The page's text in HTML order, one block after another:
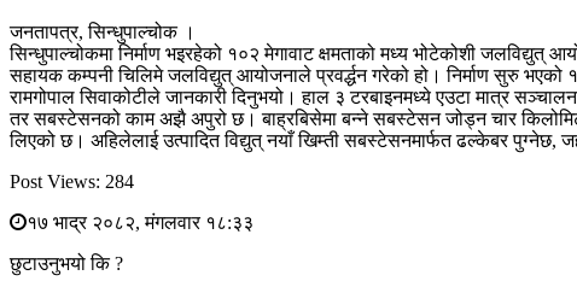
जनतापत्र, सिन्धुपाल्चोक ।
सिन्धुपाल्चोकमा निर्माण भइरहेको १०२ मेगावाट क्षमताको मध्य भोटेकोशी जलविद्युत्
सहायक कम्पनी चिलिमे जलविद्युत् आयोजनाले प्रवर्द्धन गरेको हो। निर्माण सुरु
रामगोपाल सिवाकोटीले जानकारी दिनुभयो। हाल ३ टरबाइनमध्ये एउटा मात्र
तर सबस्टेसनको काम अझै अपुरो छ। बाह्रबिसेमा बन्ने सबस्टेसन जोड्न चार
लिएको छ। अहिलेलाई उत्पादित विद्युत् नयाँ खिम्ती सबस्टेसनमार्फत ढल्केबर पुग्नेछ,
Post Views: 284
१७ भाद्र २०८२, मंगलवार १८:३३
छुटाउनुभयो कि ?